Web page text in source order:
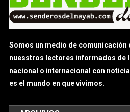
Somos un medio de comunicación
nuesstros lectores informados de
nacional o internacional con
es el mundo en que vivimos.